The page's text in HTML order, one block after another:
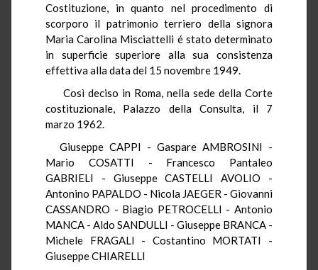
Costituzione, in quanto nel procedimento di
scorporo il patrimonio terriero della signora
Maria Carolina Misciattelli é stato determinato
in superficie superiore alla sua consistenza
effettiva alla data del 15 novembre 1949.
Così deciso in Roma, nella sede della Corte
costituzionale, Palazzo della Consulta, il 7
marzo 1962.
Giuseppe CAPPI - Gaspare AMBROSINI -
Mario COSATTI - Francesco Pantaleo
GABRIELI - Giuseppe CASTELLI AVOLIO -
Antonino PAPALDO - Nicola JAEGER - Giovanni
CASSANDRO - Biagio PETROCELLI - Antonio
MANCA - Aldo SANDULLI - Giuseppe BRANCA -
Michele FRAGALI - Costantino MORTATI -
Giuseppe CHIARELLI